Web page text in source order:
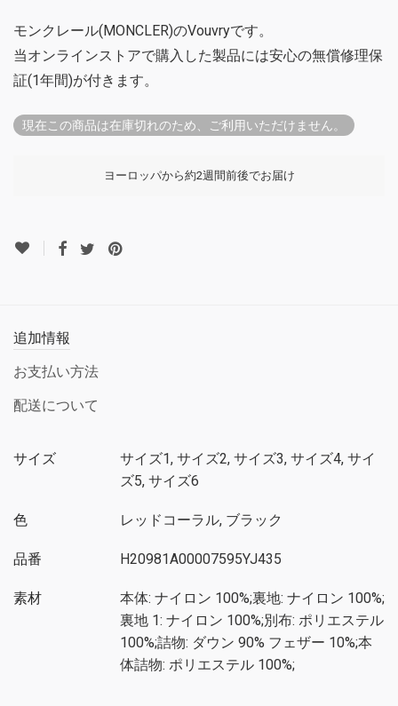
モンクレール(MONCLER)のVouvryです。
当オンラインストアで購入した製品には安心の無償修理保
証(1年間)が付きます。
現在この商品は在庫切れのため、ご利用いただけません。
ヨーロッパから約2週間前後でお届け
追加情報
お支払い方法
配送について
サイズ
サイズ1, サイズ2, サイズ3, サイズ4, サイ
ズ5, サイズ6
色 レッドコーラル, ブラック
品番 H20981A00007595YJ435
素材
本体: ナイロン 100%;裏地: ナイロン 100%;
裏地 1: ナイロン 100%;別布: ポリエステル
100%;詰物: ダウン 90% フェザー 10%;本
体詰物: ポリエステル 100%;